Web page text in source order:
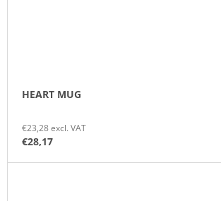
HEART MUG
€23,28 excl. VAT
€28,17